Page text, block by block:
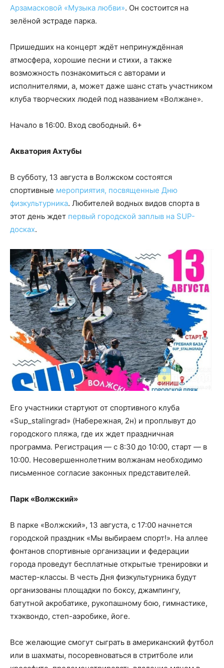
Арзамасковой «Музыка любви». Он состоится на
зелёной эстраде парка.
Пришедших на концерт ждёт непринуждённая
атмосфера, хорошие песни и стихи, а также
возможность познакомиться с авторами и
исполнителями, а, может даже шанс стать участником
клуба творческих людей под названием «Волжане».
Начало в 16:00. Вход свободный. 6+
Акватория Ахтубы
В субботу, 13 августа в Волжском состоятся
спортивные мероприятия, посвященные Дню
физкультурника. Любителей водных видов спорта в
этот день ждет первый городской заплыв на SUP-
досках.
Его участники стартуют от спортивного клуба
«Sup_stalingrad» (Набережная, 2н) и проплывут до
городского пляжа, где их ждет праздничная
программа. Регистрация — с 8:30 до 10:00, старт — в
10:00. Несовершеннолетним волжанам необходимо
письменное согласие законных представителей.
Парк «Волжский»
В парке «Волжский», 13 августа, с 17:00 начнется
городской праздник «Мы выбираем спорт!». На аллее
фонтанов спортивные организации и федерации
города проведут бесплатные открытые тренировки и
мастер-классы. В честь Дня физкультурника будут
организованы площадки по боксу, джампингу,
батутной акробатике, рукопашному бою, гимнастике,
тхэквондо, степ-аэробике, йоге.
Все желающие смогут сыграть в американский футбол
или в шахматы, посоревноваться в стритболе или